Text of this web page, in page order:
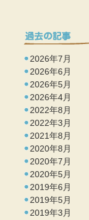
2026年7月
2026年6月
2026年5月
2026年4月
2022年8月
2022年3月
2021年8月
2020年8月
2020年7月
2020年5月
2019年6月
2019年5月
2019年3月